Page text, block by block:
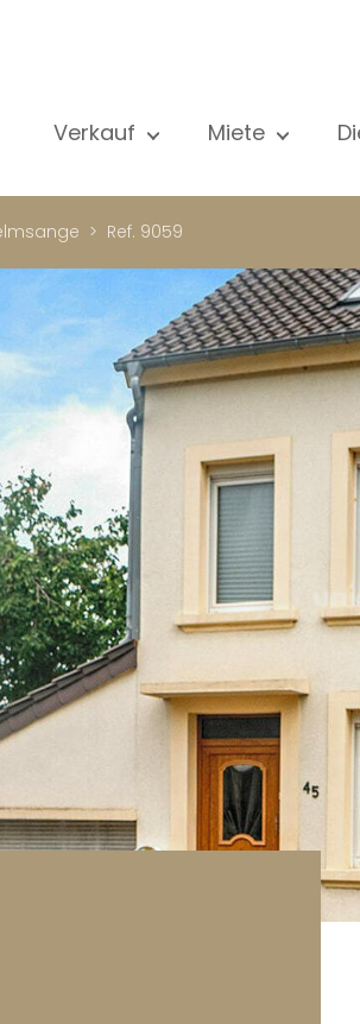
Verkauf
Luxus-Immobilie
International
Wohnhaus
Büro
Geschäft
Garage / Parkplatz
Grundstück
Miete
Luxus-
Büro
Garage /
Ref. 9059